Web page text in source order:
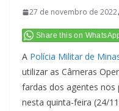
27 de novembro de 2022
Share this on
A Polícia Militar de
utilizar as Câmeras
fardas dos agentes
nesta quinta-feira (24/